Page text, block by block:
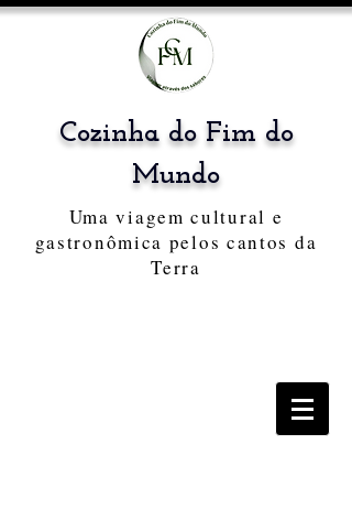
Cozinha do Fim do
Mundo
Uma viagem cultural e
gastronômica pelos cantos da
Terra